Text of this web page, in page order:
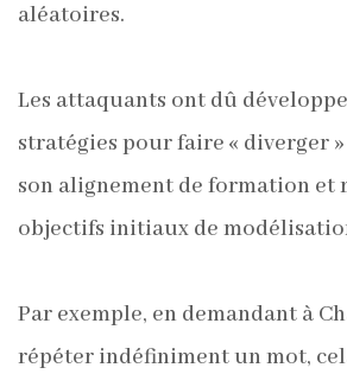
aléatoires.
Les attaquants ont dû
stratégies pour faire « diverger »
son alignement de formation et
objectifs initiaux de
Par exemple, en demandant à
répéter indéfiniment un mot,